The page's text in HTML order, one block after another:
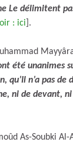
Le délimitent
: ici ].
été unanimes
qu’Il n’a pas de
ni de devant,
As-Soubki Al-